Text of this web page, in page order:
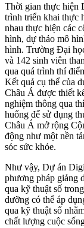
Thời gian thực hiện
trình triển khai thực
nhau thực hiện các
hình, dự thảo mô
hình. Trường Đại
và 142 sinh viên
qua quá trình thí
Kết quả cụ thể của
Châu Á được thiết
nghiệm thông qua
huống để sử dụng
Châu Á mở rộng
động như một nền
sóc sức khỏe.
Như vậy, Dự án
phương pháp giảng
qua kỹ thuật số
dưỡng có thể áp
qua kỹ thuật số
chất lượng cuộc